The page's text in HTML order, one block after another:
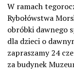
W ramach
Rybołówstwa
obróbki dawnego
dla dzieci o
zapraszamy 24
za budynek